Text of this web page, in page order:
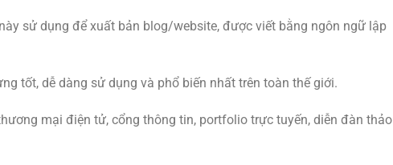
sử dụng để xuất bản blog/website, được viết bằng ngôn ngữ lập
tốt, dễ dàng sử dụng và phổ biến nhất trên toàn thế giới.
mại điện tử, cổng thông tin, portfolio trực tuyến, diễn đàn thảo